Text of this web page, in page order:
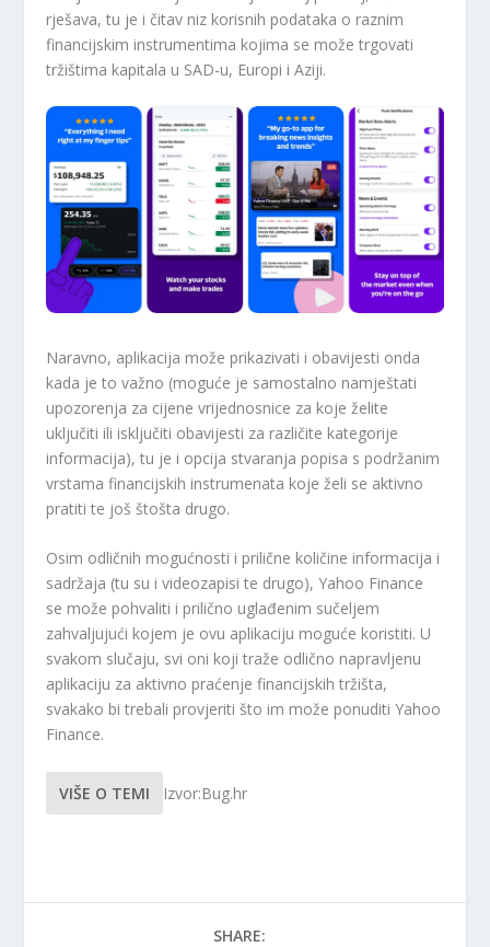
rješava, tu je i čitav niz korisnih podataka o raznim
financijskim instrumentima kojima se može trgovati
tržištima kapitala u SAD-u, Europi i Aziji.
Naravno, aplikacija može prikazivati ​​i obavijesti onda
kada je to važno (moguće je samostalno namještati
upozorenja za cijene vrijednosnice za koje želite
uključiti ili isključiti obavijesti za različite kategorije
informacija), tu je i opcija stvaranja popisa s podržanim
vrstama financijskih instrumenata koje želi se aktivno
pratiti te još štošta drugo.
Osim odličnih mogućnosti i prilične količine informacija i
sadržaja (tu su i videozapisi te drugo), Yahoo Finance
se može pohvaliti i prilično uglađenim sučeljem
zahvaljujući kojem je ovu aplikaciju moguće koristiti. U
svakom slučaju, svi oni koji traže odlično napravljenu
aplikaciju za aktivno praćenje financijskih tržišta,
svakako bi trebali provjeriti što im može ponuditi Yahoo
Finance.
VIŠE O TEMI Izvor:Bug.hr
SHARE: